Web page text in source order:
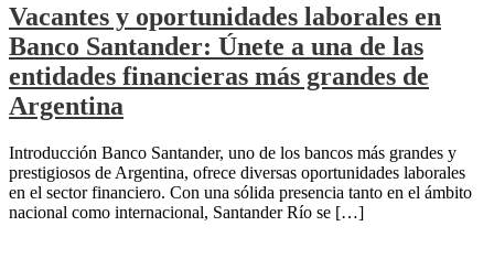
Vacantes y oportunidades laborales en
Banco Santander: Únete a una de las
entidades financieras más grandes de
Argentina
Introducción Banco Santander, uno de los bancos más grandes y
prestigiosos de Argentina, ofrece diversas oportunidades laborales
en el sector financiero. Con una sólida presencia tanto en el ámbito
nacional como internacional, Santander Río se […]